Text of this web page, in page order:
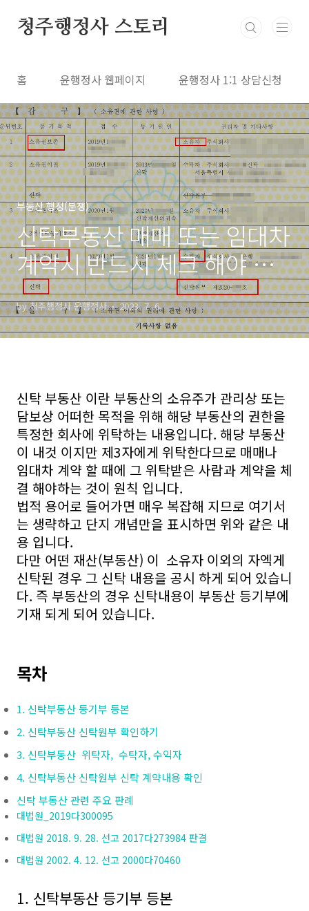
청주행정사 스토리
홈 윤행정사 웹페이지 윤행정사 1:1 상담신청
부동산 행정(분쟁)
신탁부동산 매매 또는 임대차
계약시 반드시 체크 해야 할
사항
by 청주행정사 윤행정사 2023. 7. 6.
신탁 부동산 이란 부동산의 소유주가 관리상 또는
담보상 어떠한 목적을 위해 해당 부동산의 권한을
특정한 회사에 위탁하는 내용입니다. 해당 부동산
이 내것 이지만 제3자에게 위탁한다므로 매매나
임대차 계약 할 때에 그 위탁받은 사람과 계약을 체
결 해야하는 것이 원칙 입니다.
법적 용어로 들어가면 매우 복잡해 지므로 여기서
는 생략하고 단지 개념만을 표시하면 위와 같은 내
용 입니다.
다만 어떤 재산(부동산) 이 소유자 이외의 자엑게
신탁된 경우 그 신탁 내용을 공시 하게 되어 있습니
다. 즉 부동산의 경우 신탁내용이 부동산 등기부에
기재 되게 되어 있습니다.
목차
1. 신탁부동산 등기부 등본
2. 신탁부동산 신탁원부 확인하기
3. 신탁부동산 위탁자, 수탁자, 수익자
4. 신탁부동산 신탁원부 신탁 계약내용 확인
신탁 부동산 관련 주요 판례
대법원_2019다300095
대법원 2018. 9. 28. 선고 2017다273984 판결
대법원 2002. 4. 12. 선고 2000다70460
1. 신탁부동산 등기부 등본